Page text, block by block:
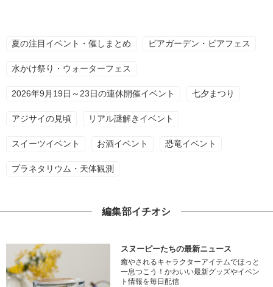
夏の注目イベント・催しまとめ ビアガーデン・ビアフェス
水かけ祭り・ウォーターフェス
2026年9月19日～23日の連休開催イベント 七夕まつり
アジサイの見頃 リアル謎解きイベント
スイーツイベント お酒イベント 恐竜イベント
プラネタリウム・天体観測
編集部イチオシ
スヌーピーたちの最新ニュース
癒やされるキャラクターアイテムでほっと
一息つこう！かわいい最新グッズやイベン
ト情報を毎日配信